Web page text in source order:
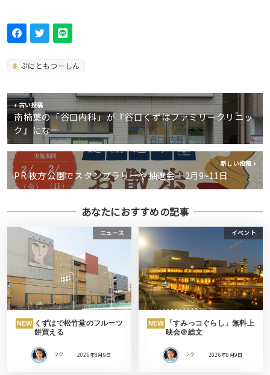
ぷにともつーしん
古い投稿
南楠葉の「谷口内科」が『谷口くずはファミリークリニッ
ク』にな…
新しい投稿
PR 枚方公園でスタンプラリーや抽選会！2月9~11日
あなたにおすすめの記事
ニュース
NEW くずはで松竹堂のフルーツ
餅買える
フク 2026年8月9日
イベント
NEW
「すみっコぐらし」無料上
映会＠総文
フク 2026年8月9日